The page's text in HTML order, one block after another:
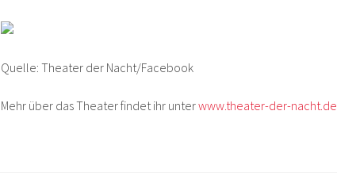
Quelle: Theater der Nacht/Facebook
Mehr über das Theater findet ihr unterwww.theater-der-nacht.de